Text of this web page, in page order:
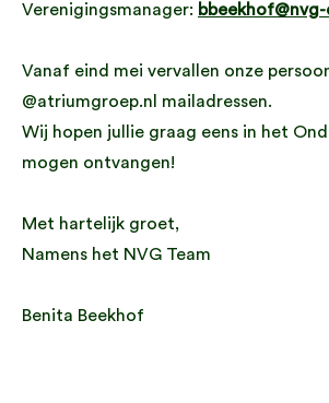
Verenigingsmanager:
Vanaf eind mei vervallen onze
@atriumgroep.nl mailadressen.
Wij hopen jullie graag eens in het
mogen ontvangen!
Met hartelijk groet,
Namens het NVG Team
Benita Beekhof